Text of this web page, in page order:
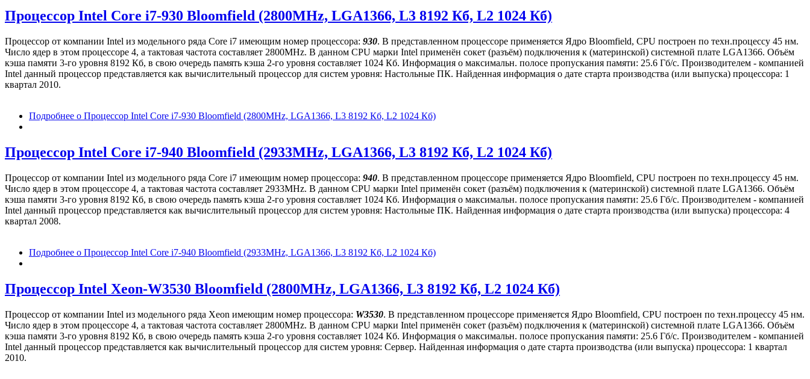
Процессор Intel Core i7-930 Bloomfield (2800MHz, LGA1366, L3 8192 Кб, L2 1024 Кб)
Процессор от компании Intel из модельного ряда Core i7 имеющим номер процессора: 930. В представленном процессоре применяется Ядро Bloomfield, CPU построен по техн.процессу 45 нм.
Число ядер в этом процессоре 4, а тактовая частота составляет 2800MHz. В данном CPU марки Intel применён сокет (разъём) подключения к (материнской) системной плате LGA1366. Объём
кэша памяти 3-го уровня 8192 Кб, в свою очередь память кэша 2-го уровня составляет 1024 Кб. Информация о максимальн. полосе пропускания памяти: 25.6 Гб/с. Производителем - компанией
Intel данный процессор представляется как вычислительный процессор для систем уровня: Настольные ПК. Найденная информация о дате старта производства (или выпуска) процессора: 1
квартал 2010.
Подробнее о Процессор Intel Core i7-930 Bloomfield (2800MHz, LGA1366, L3 8192 Кб, L2 1024 Кб)
Процессор Intel Core i7-940 Bloomfield (2933MHz, LGA1366, L3 8192 Кб, L2 1024 Кб)
Процессор от компании Intel из модельного ряда Core i7 имеющим номер процессора: 940. В представленном процессоре применяется Ядро Bloomfield, CPU построен по техн.процессу 45 нм.
Число ядер в этом процессоре 4, а тактовая частота составляет 2933MHz. В данном CPU марки Intel применён сокет (разъём) подключения к (материнской) системной плате LGA1366. Объём
кэша памяти 3-го уровня 8192 Кб, в свою очередь память кэша 2-го уровня составляет 1024 Кб. Информация о максимальн. полосе пропускания памяти: 25.6 Гб/с. Производителем - компанией
Intel данный процессор представляется как вычислительный процессор для систем уровня: Настольные ПК. Найденная информация о дате старта производства (или выпуска) процессора: 4
квартал 2008.
Подробнее о Процессор Intel Core i7-940 Bloomfield (2933MHz, LGA1366, L3 8192 Кб, L2 1024 Кб)
Процессор Intel Xeon-W3530 Bloomfield (2800MHz, LGA1366, L3 8192 Кб, L2 1024 Кб)
Процессор от компании Intel из модельного ряда Xeon имеющим номер процессора: W3530. В представленном процессоре применяется Ядро Bloomfield, CPU построен по техн.процессу 45 нм.
Число ядер в этом процессоре 4, а тактовая частота составляет 2800MHz. В данном CPU марки Intel применён сокет (разъём) подключения к (материнской) системной плате LGA1366. Объём
кэша памяти 3-го уровня 8192 Кб, в свою очередь память кэша 2-го уровня составляет 1024 Кб. Информация о максимальн. полосе пропускания памяти: 25.6 Гб/с. Производителем - компанией
Intel данный процессор представляется как вычислительный процессор для систем уровня: Сервер. Найденная информация о дате старта производства (или выпуска) процессора: 1 квартал
2010.